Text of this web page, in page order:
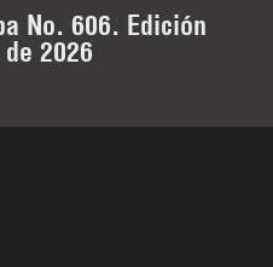
No. 606. Edición
2026